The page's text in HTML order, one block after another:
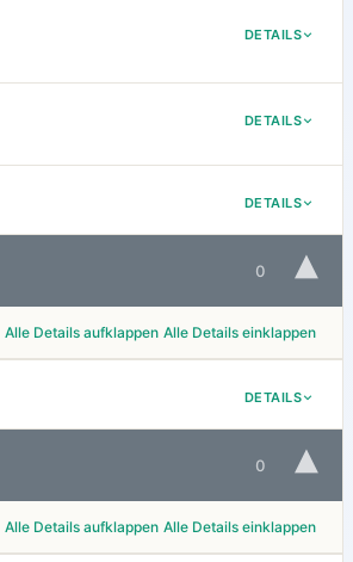
DETAILS
DETAILS
DETAILS
0 ▾
Alle Details aufklappen Alle Details einklappen
DETAILS
0 ▾
Alle Details aufklappen Alle Details einklappen